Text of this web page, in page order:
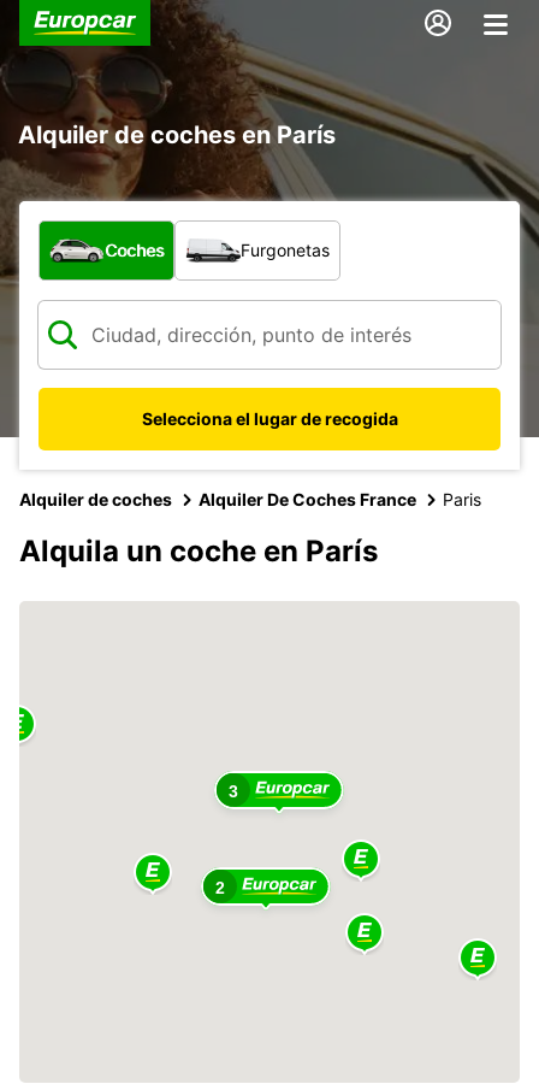
Alquiler de coches en París
¿Qué tipo de vehículo?
Coches Furgonetas
Selecciona el lugar de recogida
Alquiler de coches Alquiler De Coches France Paris
Alquila un coche en París
3
2